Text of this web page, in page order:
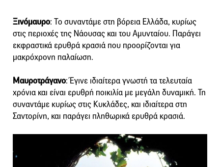
Ξινόμαυρο: Το συναντάμε στη βόρεια Ελλάδα, κυρίως
στις περιοχές της Νάουσας και του Αμυνταίου. Παράγει
εκφραστικά ερυθρά κρασιά που προορίζονται για
μακρόχρονη παλαίωση.
Μαυροτράγανο: Έγινε ιδιαίτερα γνωστή τα τελευταία
χρόνια και είναι ερυθρή ποικιλία με μεγάλη δυναμική. Τη
συναντάμε κυρίως στις Κυκλάδες, και ιδιαίτερα στη
Σαντορίνη, και παράγει πληθωρικά ερυθρά κρασιά.